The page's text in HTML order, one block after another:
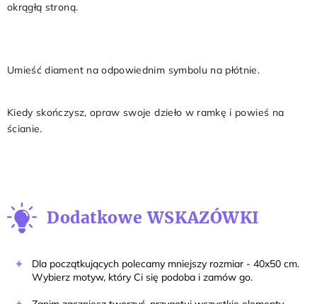
okrągłą stroną.
Umieść diament na odpowiednim symbolu na płótnie.
Kiedy skończysz, opraw swoje dzieło w ramkę i powieś na
ścianie.
Dodatkowe WSKAZÓWKI
Dla początkujących polecamy mniejszy rozmiar - 40x50 cm.
Wybierz motyw, który Ci się podoba i zamów go.